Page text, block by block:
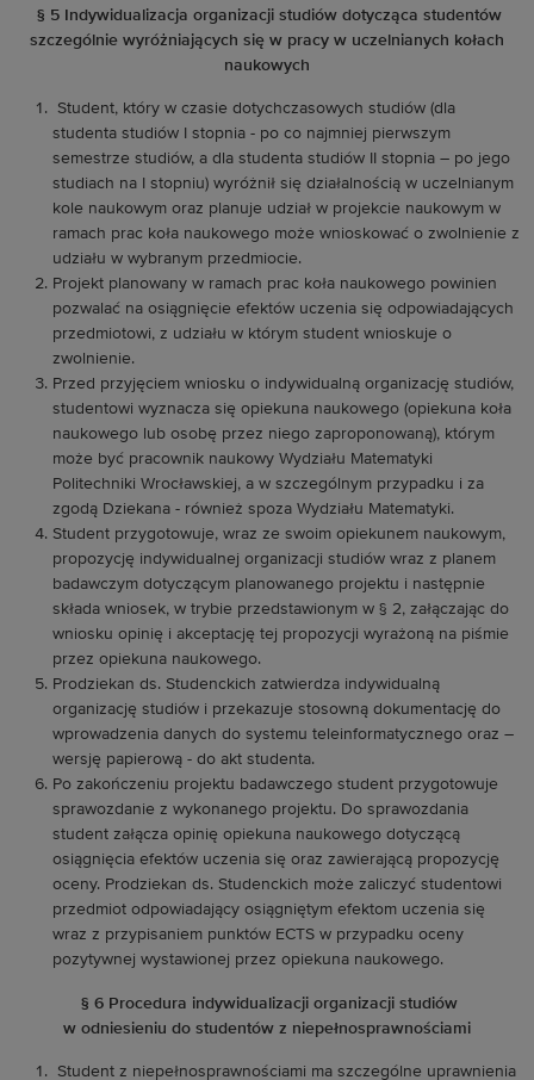
§ 5 Indywidualizacja organizacji studiów dotycząca studentów
szczególnie wyróżniających się w pracy w uczelnianych kołach
naukowych
Student, który w czasie dotychczasowych studiów (dla
studenta studiów I stopnia - po co najmniej pierwszym
semestrze studiów, a dla studenta studiów II stopnia – po jego
studiach na I stopniu) wyróżnił się działalnością w uczelnianym
kole naukowym oraz planuje udział w projekcie naukowym w
ramach prac koła naukowego może wnioskować o zwolnienie z
udziału w wybranym przedmiocie.
Projekt planowany w ramach prac koła naukowego powinien
pozwalać na osiągnięcie efektów uczenia się odpowiadających
przedmiotowi, z udziału w którym student wnioskuje o
zwolnienie.
Przed przyjęciem wniosku o indywidualną organizację studiów,
studentowi wyznacza się opiekuna naukowego (opiekuna koła
naukowego lub osobę przez niego zaproponowaną), którym
może być pracownik naukowy Wydziału Matematyki
Politechniki Wrocławskiej, a w szczególnym przypadku i za
zgodą Dziekana - również spoza Wydziału Matematyki.
Student przygotowuje, wraz ze swoim opiekunem naukowym,
propozycję indywidualnej organizacji studiów wraz z planem
badawczym dotyczącym planowanego projektu i następnie
składa wniosek, w trybie przedstawionym w § 2, załączając do
wniosku opinię i akceptację tej propozycji wyrażoną na piśmie
przez opiekuna naukowego.
Prodziekan ds. Studenckich zatwierdza indywidualną
organizację studiów i przekazuje stosowną dokumentację do
wprowadzenia danych do systemu teleinformatycznego oraz –
wersję papierową - do akt studenta.
Po zakończeniu projektu badawczego student przygotowuje
sprawozdanie z wykonanego projektu. Do sprawozdania
student załącza opinię opiekuna naukowego dotyczącą
osiągnięcia efektów uczenia się oraz zawierającą propozycję
oceny. Prodziekan ds. Studenckich może zaliczyć studentowi
przedmiot odpowiadający osiągniętym efektom uczenia się
wraz z przypisaniem punktów ECTS w przypadku oceny
pozytywnej wystawionej przez opiekuna naukowego.
§ 6 Procedura indywidualizacji organizacji studiów
w odniesieniu do studentów z niepełnosprawnościami
Student z niepełnosprawnościami ma szczególne uprawnienia